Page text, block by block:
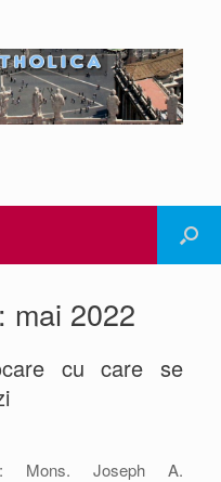
mai 2022
cu care se
Mons. Joseph A.